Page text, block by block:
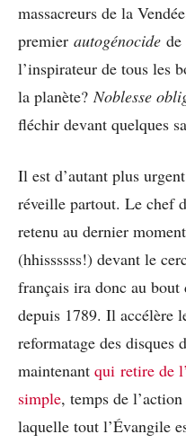
massacreurs de la
premier autogénocide
l’inspirateur de tous les
la planète? Noblesse
fléchir devant quelques
Il est d’autant plus
réveille partout. Le chef
retenu au dernier
(hhissssss!) devant le
français ira donc au
depuis 1789. Il accélère
reformatage des disques
maintenant qui retire de
simple, temps de
laquelle tout l’Évangile